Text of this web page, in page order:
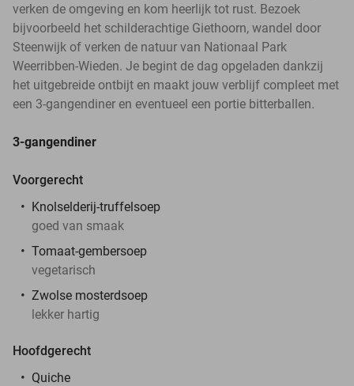
verken de omgeving en kom heerlijk tot rust. Bezoek
bijvoorbeeld het schilderachtige Giethoorn, wandel door
Steenwijk of verken de natuur van Nationaal Park
Weerribben-Wieden. Je begint de dag opgeladen dankzij
het uitgebreide ontbijt en maakt jouw verblijf compleet met
een 3-gangendiner en eventueel een portie bitterballen.
3-gangendiner
Voorgerecht
Knolselderij-truffelsoep
goed van smaak
Tomaat-gembersoep
vegetarisch
Zwolse mosterdsoep
lekker hartig
Hoofdgerecht
Quiche